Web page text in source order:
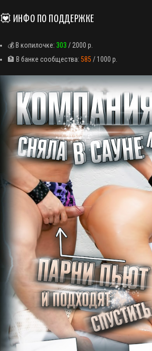
💟 ИНФО ПО ПОДДЕРЖКЕ
💰 В копилочке: 303 / 2000 р.
🏦 В банке сообщества: 585 / 1000 р.